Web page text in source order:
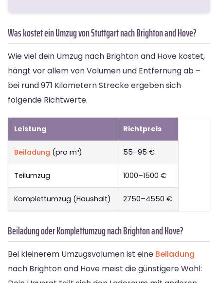
Was kostet ein Umzug von Stuttgart nach Brighton and Hove?
Wie viel dein Umzug nach Brighton and Hove kostet,
hängt vor allem von Volumen und Entfernung ab –
bei rund 971 Kilometern Strecke ergeben sich
folgende Richtwerte.
Leistung Richtpreis
Beiladung (pro m³) 55–95 €
Teilumzug 1000–1500 €
Komplettumzug (Haushalt) 2750–4550 €
Beiladung oder Komplettumzug nach Brighton and Hove?
Bei kleinerem Umzugsvolumen ist eine Beiladung
nach Brighton and Hove meist die günstigere Wahl: